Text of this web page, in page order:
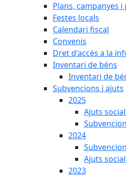
Plans, campanyes
Festes locals
Calendari fiscal
Convenis
Dret d'accés a la
Inventari de béns
Inventari de
Subvencions i ajuts
2025
Ajuts
2024
Ajuts
2023